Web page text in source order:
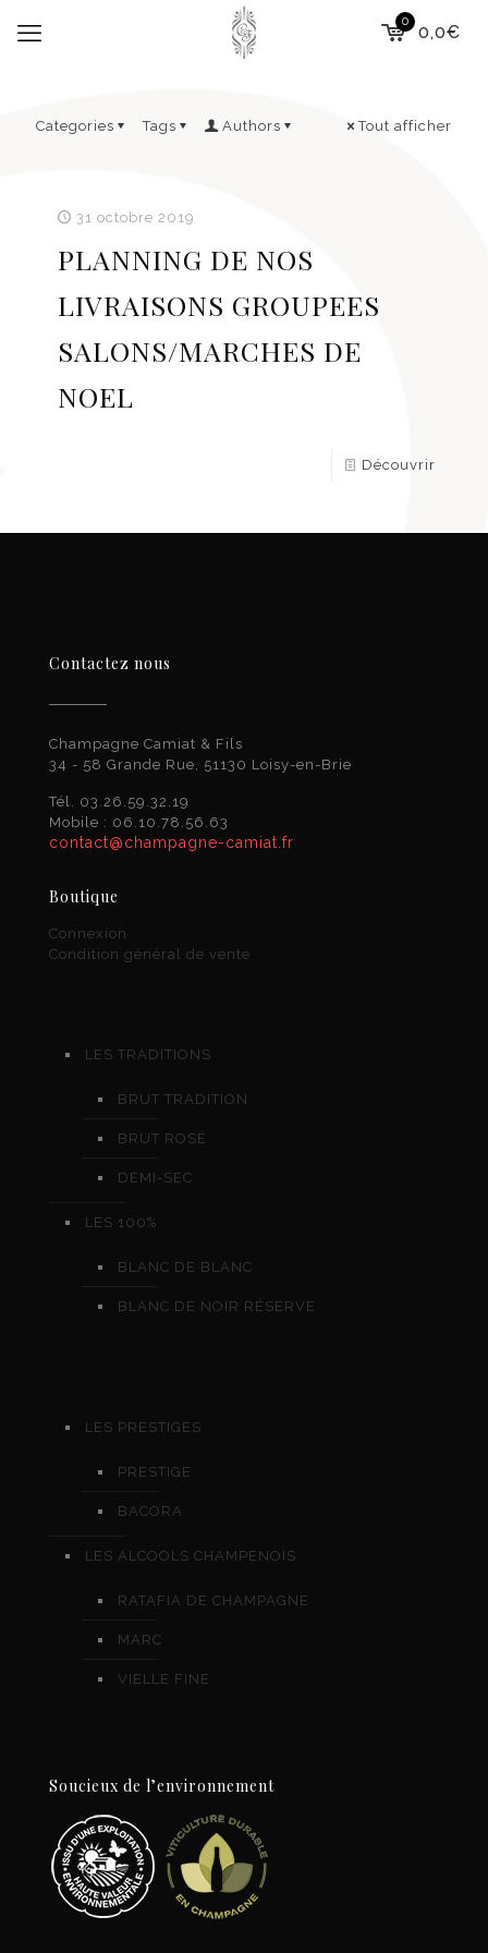
0
0,0€
Categories Tags Authors Tout afficher
31 octobre 2019
PLANNING DE NOS
LIVRAISONS GROUPEES
SALONS/MARCHES DE
NOEL
Découvrir
Contactez nous
Champagne Camiat & Fils
34 - 58 Grande Rue, 51130 Loisy-en-Brie
Tél. 03.26.59.32.19
Mobile : 06.10.78.56.63
contact@champagne-camiat.fr
Boutique
Connexion
Condition général de vente
LES TRADITIONS
BRUT TRADITION
BRUT ROSÉ
DEMI-SEC
LES 100%
BLANC DE BLANC
BLANC DE NOIR RÉSERVE
LES PRESTIGES
PRESTIGE
BACORA
LES ALCOOLS CHAMPENOIS
RATAFIA DE CHAMPAGNE
MARC
VIELLE FINE
Soucieux de l’environnement